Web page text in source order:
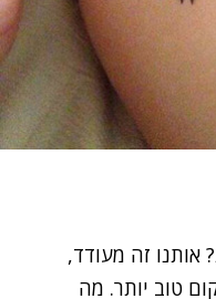
אותנו זה מעודד,
טוב יותר. מה